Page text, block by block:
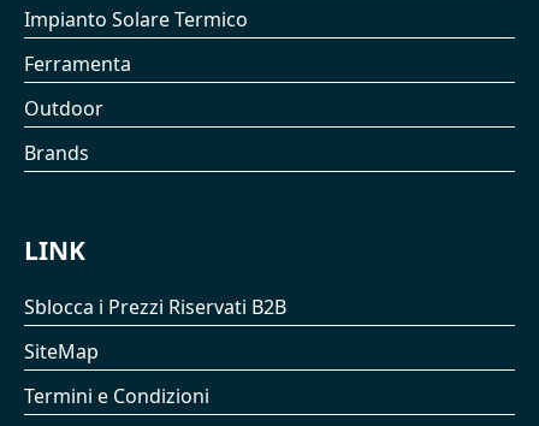
Impianto Solare Termico
Ferramenta
Outdoor
Brands
LINK
Sblocca i Prezzi Riservati B2B
SiteMap
Termini e Condizioni